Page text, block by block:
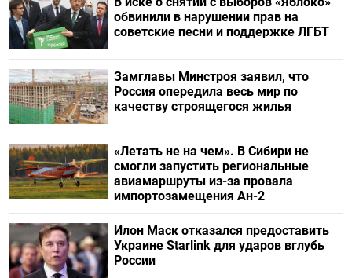
обвинили в нарушении прав на
советские песни и поддержке ЛГБТ
Замглавы Минстроя заявил, что
Россия опередила весь мир по
качеству строящегося жилья
«Летать не на чем». В Сибири не
смогли запустить региональные
авиамаршруты из-за провала
импортозамещения Ан-2
Илон Маск отказался предоставить
Украине Starlink для ударов вглубь
России